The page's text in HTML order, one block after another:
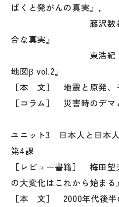
ばくと発がんの真実』,
藤沢数希『「
合な真実』
東浩紀・津田
地図β vol.2』
［本 文］ 地震と原発、
［コラム］ 災害時のデマ
ユニット3 日本人と日本
第4課
［レビュー書籍］ 梅田望
の大変化はこれから始まる』
［本 文］ 2000年代後半